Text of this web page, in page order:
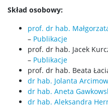
Kronika 2026
Archiwalne zapisy
Badania
Projekty w realizacji
Skład osobowy:
prof. dr hab.
– Publikacje
prof. dr hab. Jacek
– Publikacje
prof. dr hab. Beata
dr hab. Jolanta
dr hab. Aneta
dr hab. Aleksandra